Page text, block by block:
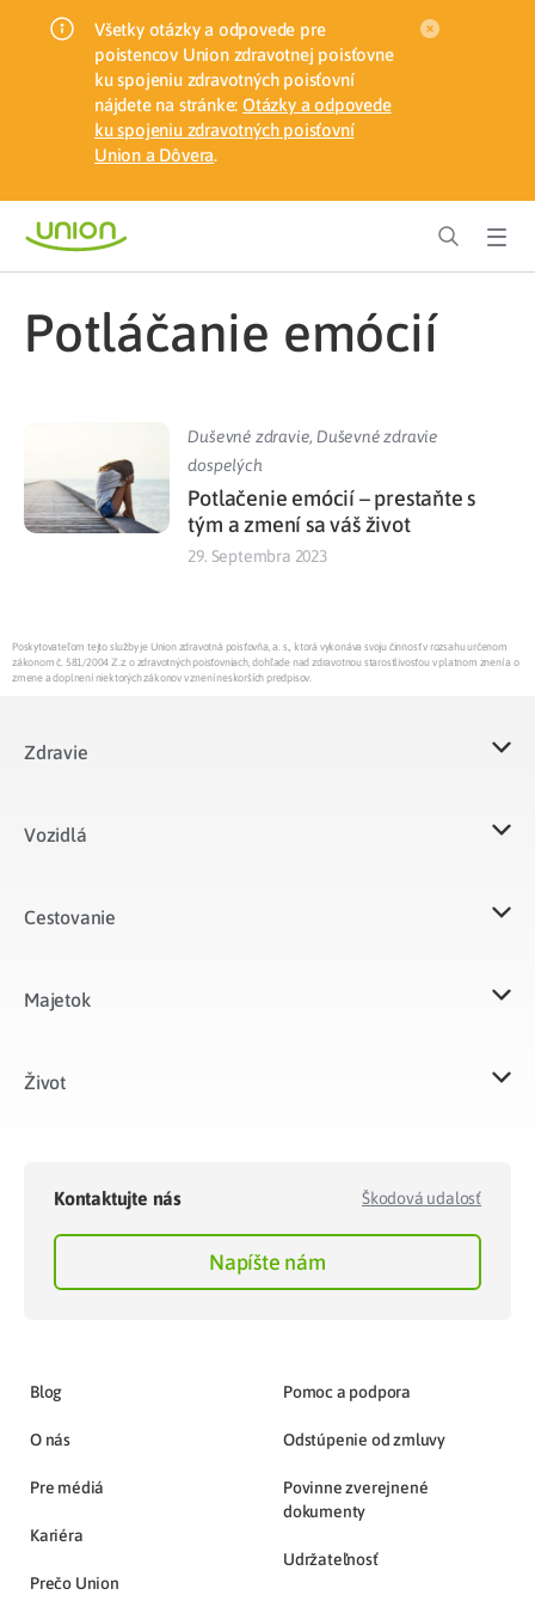
Všetky otázky a odpovede pre
poistencov Union zdravotnej poisťovne
ku spojeniu zdravotných poisťovní
nájdete na stránke: Otázky a odpovede
ku spojeniu zdravotných poisťovní
Union a Dôvera.
potláčanie emócií
Duševné zdravie,Duševné zdravie
dospelých
Potlačenie emócií – prestaňte s
tým a zmení sa váš život
29. Septembra 2023
Poskytovateľom tejto služby je Union zdravotná poisťovňa, a. s., ktorá vykonáva svoju činnosť v rozsahu určenom
zákonom č. 581/2004 Z.z. o zdravotných poisťovniach, dohľade nad zdravotnou starostlivosťou v platnom znení a o
zmene a doplnení niektorých zákonov v znení neskorších predpisov.
Zdravie
Vozidlá​
Cestovanie
Majetok​
Život​
Kontaktujte nás Škodová udalosť
Napíšte nám
Blog
O nás
Pre médiá
Kariéra
Prečo Union
Pomoc a podpora
Odstúpenie od zmluvy
Povinne zverejnené
dokumenty
Udržateľnosť